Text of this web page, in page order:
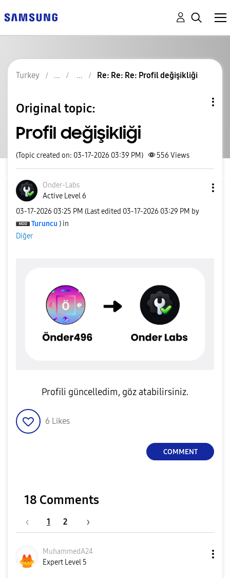
Turkey Re: Re: Re: Profil değişikliği
Original topic:
Profil değişikliği
(Topic created on: 03-17-2026 03:39 PM) 556 Views
Onder-Labs
Active Level 6
‎03-17-2026 03:25 PM (Last edited ‎03-17-2026 03:29 PM by
Turuncu ) in
Diğer
Profili güncelledim, göz atabilirsiniz.
6 Likes
COMMENT
18 Comments
1 2
MuhammedA24
Expert Level 5